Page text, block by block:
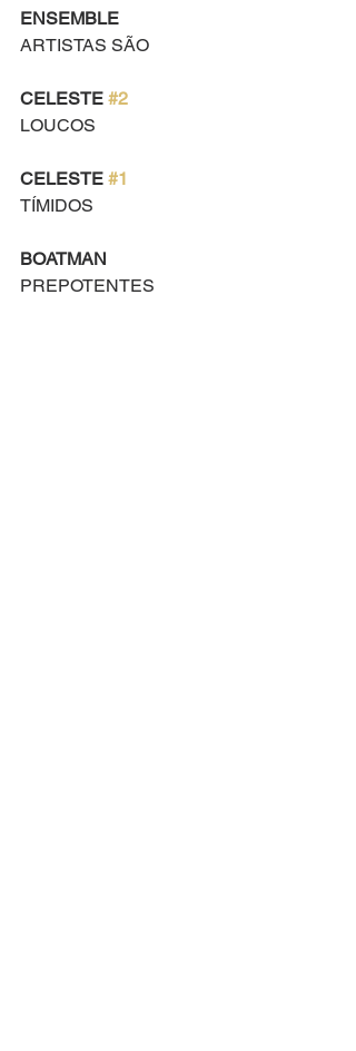
ENSEMBLE
ARTISTAS SÃO
CELESTE #2
LOUCOS
CELESTE #1
TÍMIDOS
BOATMAN
PREPOTENTES